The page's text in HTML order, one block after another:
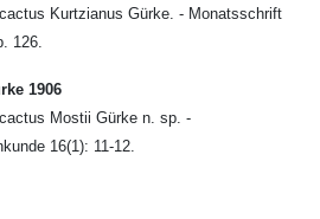
Kurtzianus Gürke. - Monatsschrift
126.
1906
Mostii Gürke n. sp. -
16(1): 11-12.